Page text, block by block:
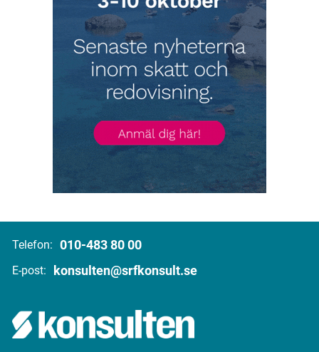
Telefon: 010-483 80 00
E-post: konsulten@srfkonsult.se